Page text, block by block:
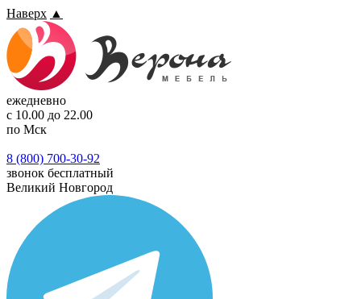
Наверх ▲
ежедневно
с 10.00 до 22.00
по Мск
8 (800) 700-30-92
звонок бесплатный
Великий Новгород